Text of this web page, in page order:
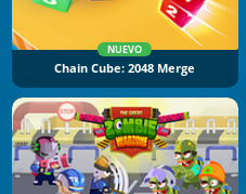
NUEVO
Chain Cube: 2048 Merge